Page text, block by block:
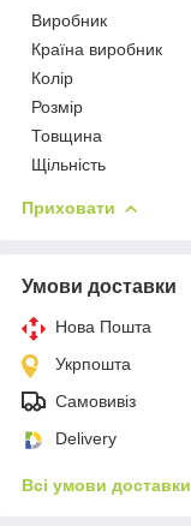
Виробник
Країна виробник
Колір
Розмір
Товщина
Щільність
Приховати
Умови доставки
Нова Пошта
Укрпошта
Самовивіз
Delivery
Всі умови доставки